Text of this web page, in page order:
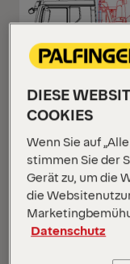
PK 1050
NEU
AUF ANFRAGE
DIESE
COOKIES
Wenn Sie auf
stimmen Sie der
Gerät zu, um die
die
Datenschutz